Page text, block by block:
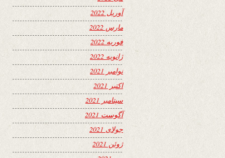
آوریل 2022
مارس 2022
فوریه 2022
ژانویه 2022
نوامبر 2021
اکتبر 2021
سپتامبر 2021
آگوست 2021
جولای 2021
ژوئن 2021